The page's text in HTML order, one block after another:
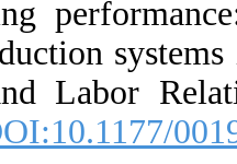
production
and
221. [